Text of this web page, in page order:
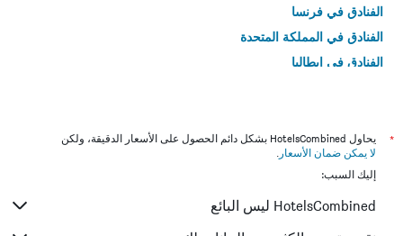
الفنادق في فرنسا
الفنادق في المملكة المتحدة
الفنادق في إيطاليا
*
يحاول HotelsCombined بشكل دائم الحصول على الأسعار الدقيقة، ولكن
لا يمكن ضمان الأسعار .
إليك السبب:
HotelsCombined ليس البائع